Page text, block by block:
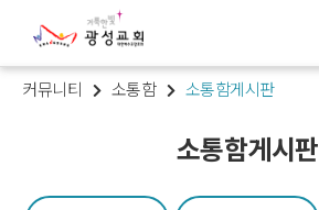
커뮤니티 소통함 소통함게시판
소통함게시판